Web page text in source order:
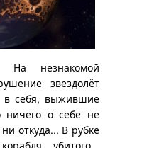
На незнакомой
звездолёт
в себя, выжившие
ничего о себе не
откуда... В рубке
убитого...